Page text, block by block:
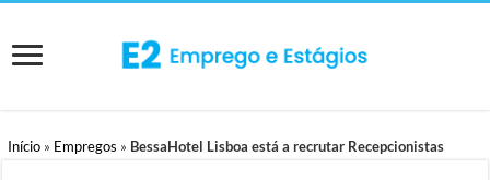
Início » Empregos » BessaHotel Lisboa está a recrutar Recepcionistas